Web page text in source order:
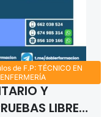
de F.P: TÉCNICO EN
Y
LIBRES